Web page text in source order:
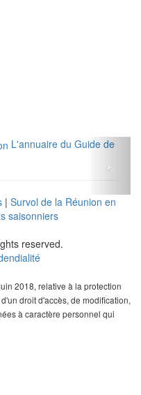
L'annuaire du Guide de
| Survol de la Réunion en
saisonniers
reserved.
2018, relative à la protection
droit d'accès, de modification,
à caractère personnel qui